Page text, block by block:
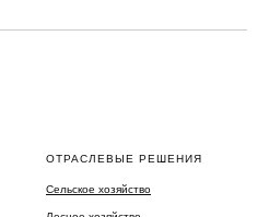
ОТРАСЛЕВЫЕ РЕШЕНИЯ
Сельское хозяйство